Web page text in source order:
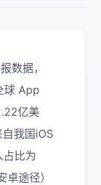
数据，
球 App
亿美
我国iOS
比为
途径）